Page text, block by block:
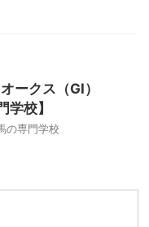
ークス（GⅠ）
校】
の専門学校